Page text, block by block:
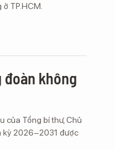
TP.HCM.
đoàn không
của Tổng bí thư, Chủ
kỳ 2026–2031 được